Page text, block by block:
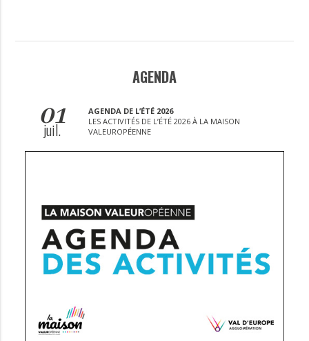
AGENDA
01
juil.
AGENDA DE L’ÉTÉ 2026
LES ACTIVITÉS DE L’ÉTÉ 2026 À LA MAISON
VALEUROPÉENNE